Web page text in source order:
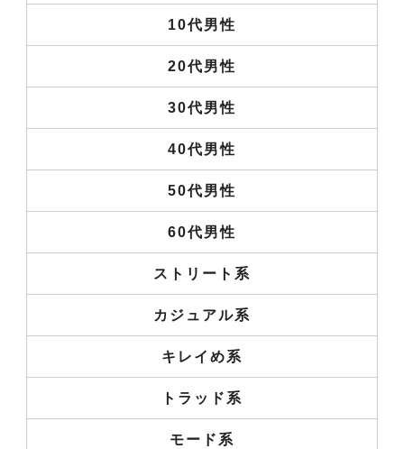
10代男性
20代男性
30代男性
40代男性
50代男性
60代男性
ストリート系
カジュアル系
キレイめ系
トラッド系
モード系